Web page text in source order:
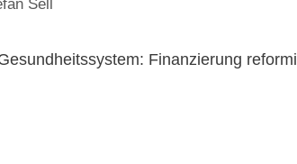
Sell
Finanzierung